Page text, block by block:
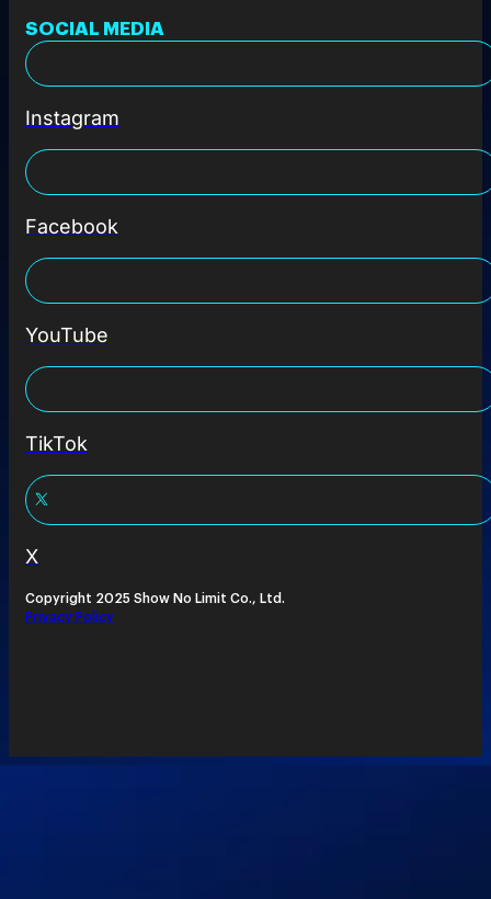
SOCIAL MEDIA
Instagram
Facebook
YouTube
TikTok
X
Copyright 2025 Show No Limit Co., Ltd.
Privacy Policy